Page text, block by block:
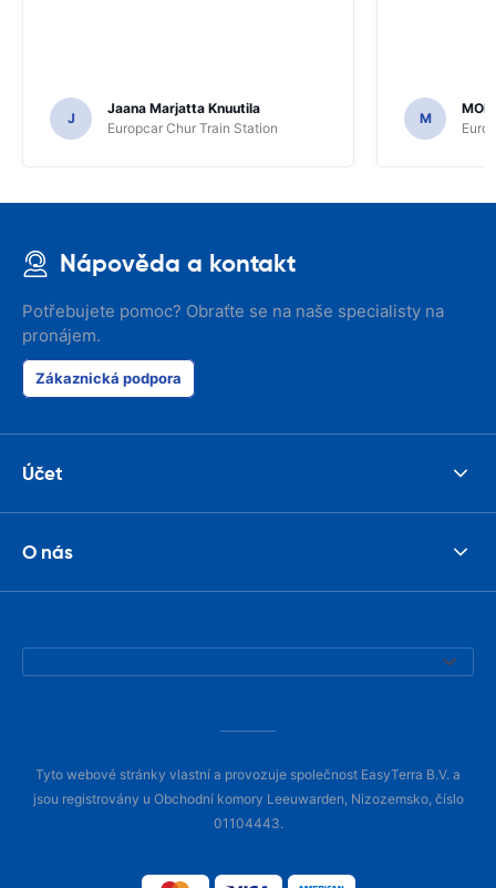
J
Jaana Marjatta Knuutila
Europcar Chur Train Station
M
Nápověda a kontakt
Potřebujete pomoc? Obraťte se na naše specialisty na
pronájem.
Zákaznická podpora
Účet
O nás
Tyto webové stránky vlastní a provozuje společnost EasyTerra B.V. a
jsou registrovány u Obchodní komory Leeuwarden, Nizozemsko, číslo
01104443.